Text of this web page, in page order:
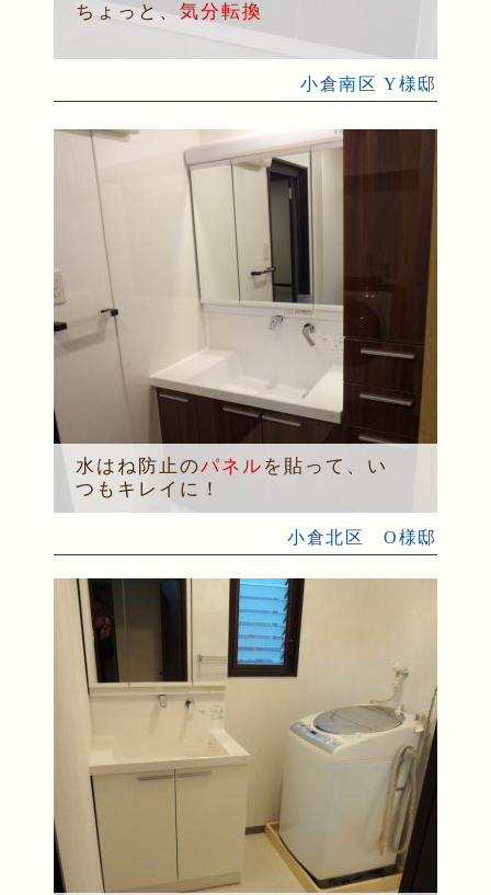
ちょっと、 気分転換
小倉南区 Y様邸
水はね防止のパネル を貼って、い
つもキレイに！
小倉北区 O様邸